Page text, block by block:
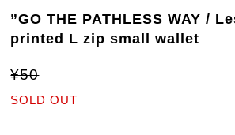
”GO THE PATHLESS WAY /
printed L zip small wallet
¥50
SOLD OUT